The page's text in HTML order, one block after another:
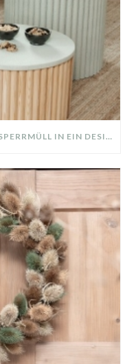
DIY UPCYLING IDEE: WIE MAN SPERRMÜLL IN EIN DESIGNER TEIL VERWANDELT